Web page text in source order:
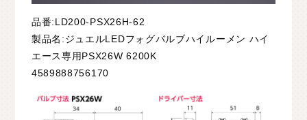
品番:LD200-PSX26H-62
製品名:ジュエルLEDフォグバルブハイルーメン ハイ
エース専用PSX26W 6200K
4589888756170